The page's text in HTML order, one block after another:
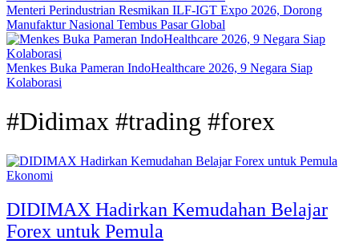
Menteri Perindustrian Resmikan ILF-IGT Expo 2026, Dorong
Manufaktur Nasional Tembus Pasar Global
Menkes Buka Pameran IndoHealthcare 2026, 9 Negara Siap
Kolaborasi
#Didimax #trading #forex
Ekonomi
DIDIMAX Hadirkan Kemudahan Belajar
Forex untuk Pemula